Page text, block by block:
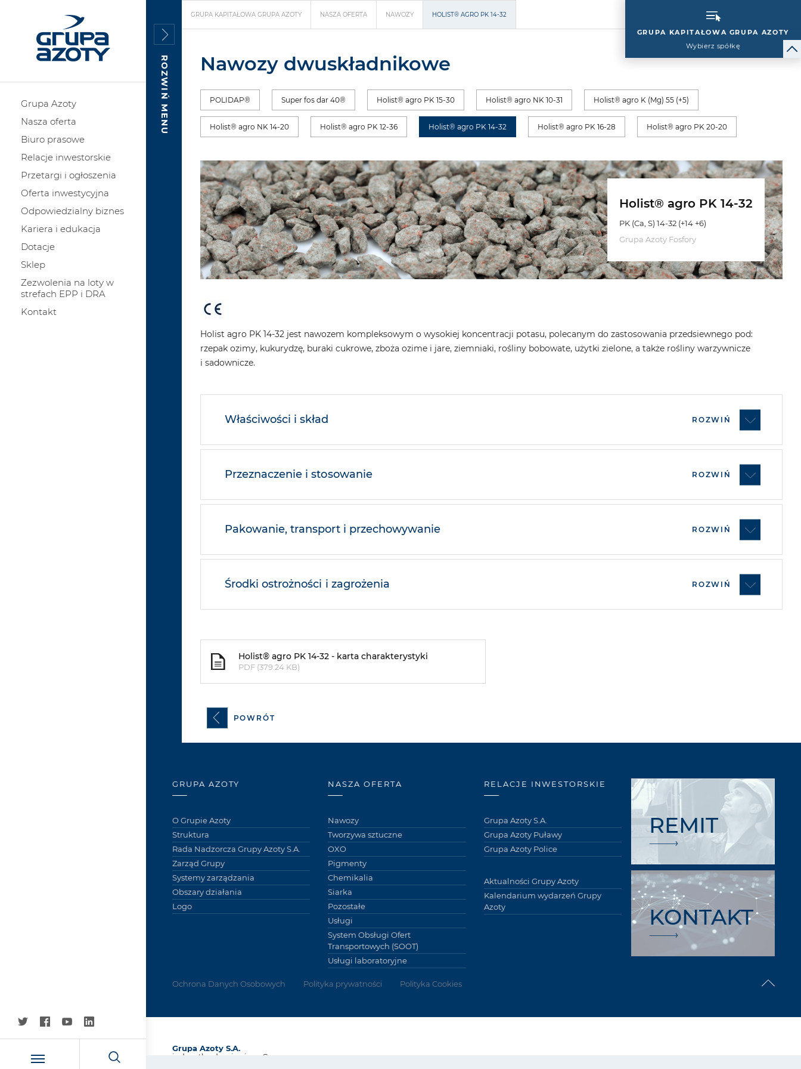
Grupa Azoty
Nasza oferta
Biuro prasowe
Relacje inwestorskie
Przetargi i ogłoszenia
Oferta inwestycyjna
Odpowiedzialny biznes
Kariera i edukacja
Dotacje
Sklep
Zezwolenia na loty w
strefach EPP i DRA
Kontakt
GRUPA KAPITAŁOWA GRUPA AZOTY
Wybierz spółkę
ROZWIŃ MENU
GRUPA KAPITAŁOWA GRUPA AZOTY NASZA OFERTA NAWOZY HOLIST® AGRO PK 14-32
Nawozy dwuskładnikowe
POLIDAP® Super fos dar 40® Holist® agro PK 15-30 Holist® agro NK 10-31 Holist® agro K (Mg) 55 (+5)
Holist® agro NK 14-20 Holist® agro PK 12-36 Holist® agro PK 14-32 Holist® agro PK 16-28 Holist® agro PK 20-20
Holist® agro PK 14-32
PK (Ca, S) 14-32 (+14 +6)
Grupa Azoty Fosfory
Holist agro PK 14-32 jest nawozem kompleksowym o wysokiej koncentracji potasu, polecanym do zastosowania przedsiewnego pod:
rzepak ozimy, kukurydzę, buraki cukrowe, zboża ozime i jare, ziemniaki, rośliny bobowate, użytki zielone, a także rośliny warzywnicze
i sadownicze.
Właściwości i skład ROZWIŃ
Przeznaczenie i stosowanie ROZWIŃ
Pakowanie, transport i przechowywanie ROZWIŃ
Środki ostrożności i zagrożenia ROZWIŃ
Holist® agro PK 14-32 - karta charakterystyki
PDF (379.24 KB)
POWRÓT
GRUPA AZOTY
O Grupie Azoty
Struktura
Rada Nadzorcza Grupy Azoty S.A.
Zarząd Grupy
Systemy zarządzania
Obszary działania
Logo
NASZA OFERTA
Nawozy
Tworzywa sztuczne
OXO
Pigmenty
Chemikalia
Siarka
Pozostałe
Usługi
System Obsługi Ofert
Transportowych (SOOT)
Usługi laboratoryjne
RELACJE INWESTORSKIE
Grupa Azoty S.A.
Grupa Azoty Puławy
Grupa Azoty Police
Aktualności Grupy Azoty
Kalendarium wydarzeń Grupy
Azoty
REMIT
KONTAKT
Ochrona Danych Osobowych Polityka prywatności Polityka Cookies
Grupa Azoty S.A.
jednostka dominująca Grupy